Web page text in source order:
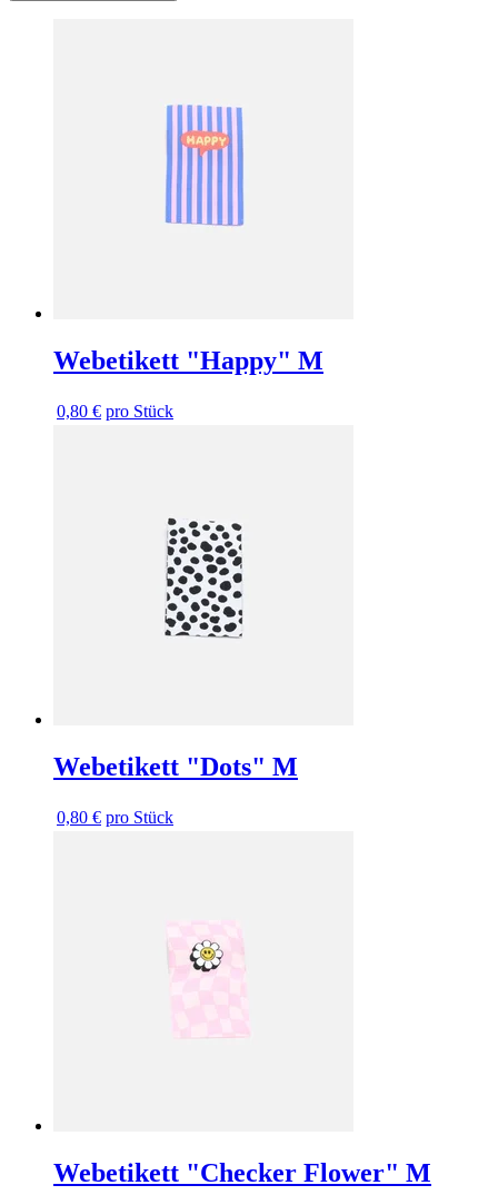
Webetikett "Happy" M
0,80 € pro Stück
Webetikett "Dots" M
0,80 € pro Stück
Webetikett "Checker Flower" M